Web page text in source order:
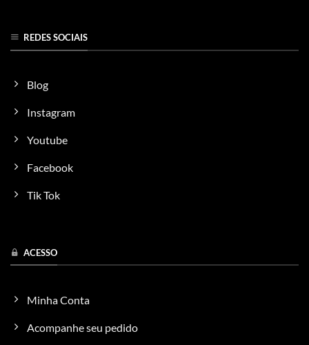
REDES SOCIAIS
Blog
Instagram
Youtube
Facebook
Tik Tok
ACESSO
Minha Conta
Acompanhe seu pedido